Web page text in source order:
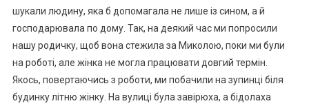
шукали людину, яка б допомагала не лише із сином, а й
господарювала по дому. Так, на деякий час ми попросили
нашу родичку, щоб вона стежила за Миколою, поки ми були
на роботі, але жінка не могла працювати довгий термін.
Якось, повертаючись з роботи, ми побачили на зупинці біля
будинку літню жінку. На вулиці була завірюха, а бідолаха